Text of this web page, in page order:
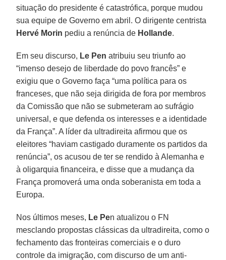
situação do presidente é catastrófica, porque mudou
sua equipe de Governo em abril. O dirigente centrista
Hervé Morin pediu a renúncia de Hollande.
Em seu discurso, Le Pen atribuiu seu triunfo ao
“imenso desejo de liberdade do povo francês” e
exigiu que o Governo faça “uma política para os
franceses, que não seja dirigida de fora por membros
da Comissão que não se submeteram ao sufrágio
universal, e que defenda os interesses e a identidade
da França”. A líder da ultradireita afirmou que os
eleitores “haviam castigado duramente os partidos da
renúncia”, os acusou de ter se rendido à Alemanha e
à oligarquia financeira, e disse que a mudança da
França promoverá uma onda soberanista em toda a
Europa.
Nos últimos meses, Le Pen atualizou o FN
mesclando propostas clássicas da ultradireita, como o
fechamento das fronteiras comerciais e o duro
controle da imigração, com discurso de um anti-